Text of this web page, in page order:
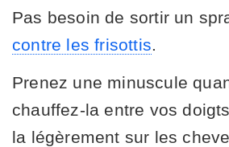
Pas besoin de sortir un
contre les frisottis
Prenez une minuscule
chauffez-la entre vos
la légèrement sur les